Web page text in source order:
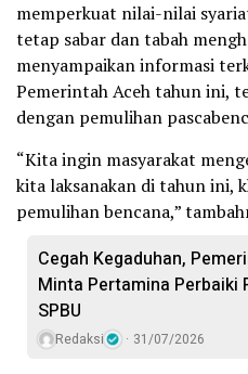
memperkuat nilai-nilai
tetap sabar dan tabah
menyampaikan informasi
Pemerintah Aceh tahun ini,
dengan pemulihan
“Kita ingin masyarakat
kita laksanakan di tahun ini,
pemulihan bencana,”
Cegah Kegaduhan,
Minta Pertamina Perbaiki
SPBU
Redaksi 31/07/2026